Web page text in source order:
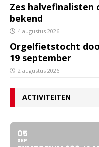
Zes halvefinalisten
bekend
4 augustus 2026
Orgelfietstocht
19 september
2 augustus 2026
ACTIVITEITEN
05
SEP